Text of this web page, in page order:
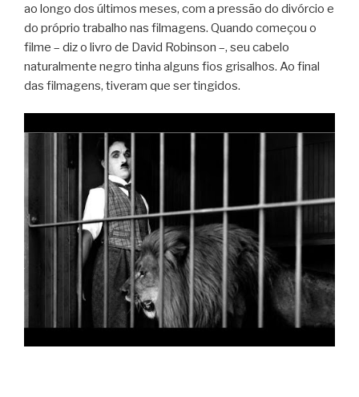
ao longo dos últimos meses, com a pressão do divórcio e
do próprio trabalho nas filmagens. Quando começou o
filme – diz o livro de David Robinson –, seu cabelo
naturalmente negro tinha alguns fios grisalhos. Ao final
das filmagens, tiveram que ser tingidos.